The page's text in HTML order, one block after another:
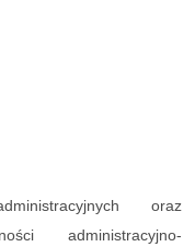
oraz
administracyjno-